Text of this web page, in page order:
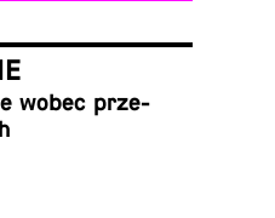
wobec prze­